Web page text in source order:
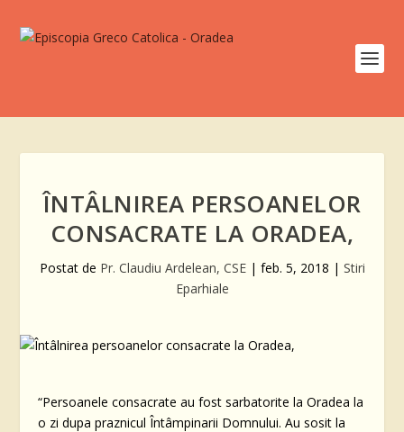
ÎNTÂLNIREA PERSOANELOR
CONSACRATE LA ORADEA,
Postat de Pr. Claudiu Ardelean, CSE| feb. 5, 2018 | Stiri
Eparhiale
“Persoanele consacrate au fost sarbatorite la Oradea la
o zi dupa praznicul Întâmpinarii Domnului. Au sosit la